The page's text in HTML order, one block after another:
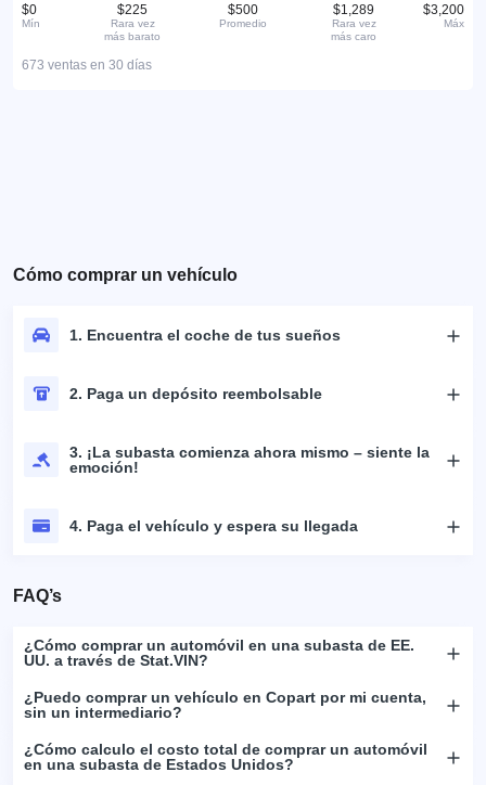
$0
Mín
$225
Rara vez
más barato
$500
Promedio
$1,289
Rara vez
más caro
$3,200
Máx
673 ventas en 30 días
Cómo comprar un vehículo
1. Encuentra el coche de tus sueños
2. Paga un depósito reembolsable
3. ¡La subasta comienza ahora mismo – siente la
emoción!
4. Paga el vehículo y espera su llegada
FAQ’s
¿Cómo comprar un automóvil en una subasta de EE.
UU. a través de Stat.VIN?
¿Puedo comprar un vehículo en Copart por mi cuenta,
sin un intermediario?
¿Cómo calculo el costo total de comprar un automóvil
en una subasta de Estados Unidos?